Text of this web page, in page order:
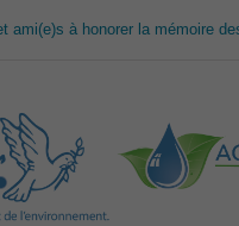
ami(e)s à honorer la mémoire